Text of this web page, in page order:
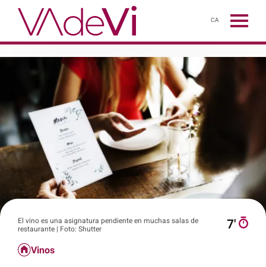
CA
El vino es una asignatura pendiente en muchas salas de
restaurante | Foto: Shutter
7′
Vinos